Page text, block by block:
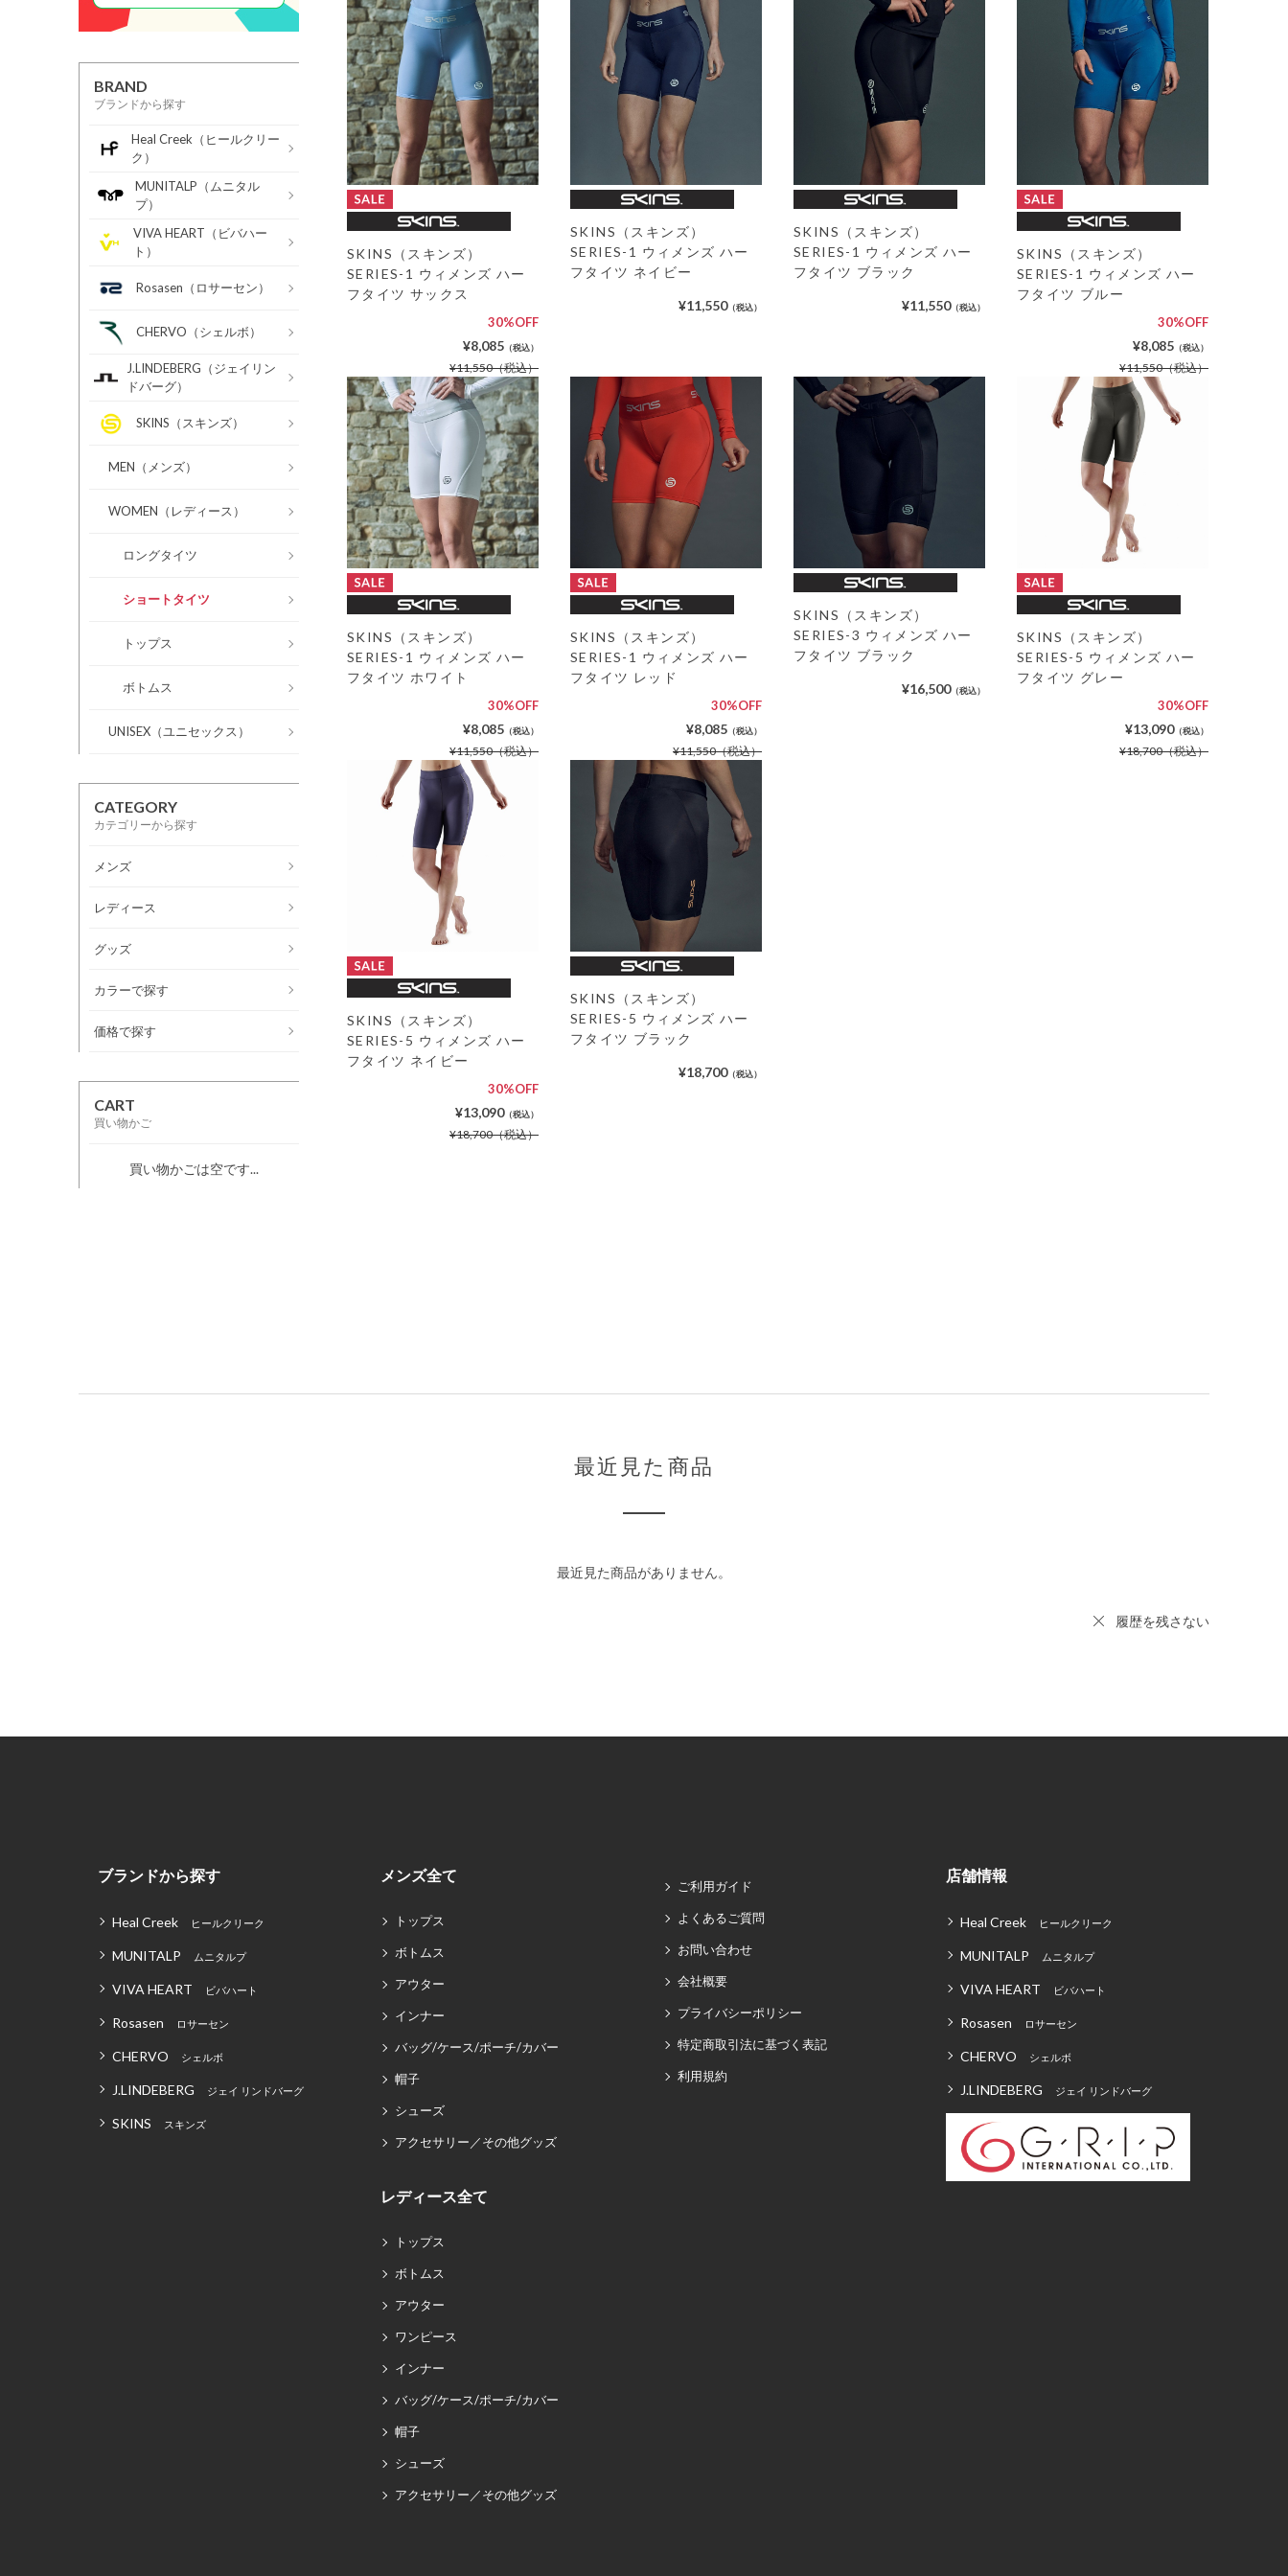
BRAND
ブランドから探す
Heal Creek（ヒールクリー
ク）
MUNITALP（ムニタル
プ）
VIVA HEART（ビバハー
ト）
Rosasen（ロサーセン）
CHERVO（シェルボ）
J.LINDEBERG（ジェイリン
ドバーグ）
SKINS（スキンズ）
MEN（メンズ）
WOMEN（レディース）
ロングタイツ
ショートタイツ
トップス
ボトムス
UNISEX（ユニセックス）
CATEGORY
カテゴリーから探す
メンズ
レディース
グッズ
カラーで探す
価格で探す
CART
買い物かご
買い物かごは空です...
SKINS（スキンズ）
SERIES-1 ウィメンズ ハー
フタイツ サックス
30%OFF
¥8,085 （税込）
¥11,550（税込）
SKINS（スキンズ）
SERIES-1 ウィメンズ ハー
フタイツ ネイビー
¥11,550（税込）
SKINS（スキンズ）
SERIES-1 ウィメンズ ハー
フタイツ ブラック
¥11,550（税込）
SKINS（スキンズ）
SERIES-1 ウィメンズ ハー
フタイツ ブルー
30%OFF
¥8,085 （税込）
¥11,550（税込）
SKINS（スキンズ）
SERIES-1 ウィメンズ ハー
フタイツ ホワイト
30%OFF
¥8,085 （税込）
¥11,550（税込）
SKINS（スキンズ）
SERIES-1 ウィメンズ ハー
フタイツ レッド
30%OFF
¥8,085 （税込）
¥11,550（税込）
SKINS（スキンズ）
SERIES-3 ウィメンズ ハー
フタイツ ブラック
¥16,500（税込）
SKINS（スキンズ）
SERIES-5 ウィメンズ ハー
フタイツ グレー
30%OFF
¥13,090（税込）
¥18,700（税込）
SKINS（スキンズ）
SERIES-5 ウィメンズ ハー
フタイツ ネイビー
30%OFF
¥13,090（税込）
¥18,700（税込）
SKINS（スキンズ）
SERIES-5 ウィメンズ ハー
フタイツ ブラック
¥18,700（税込）
最近見た商品
最近見た商品がありません。
履歴を残さない
ブランドから探す
Heal Creek ヒールクリーク
MUNITALP ムニタルプ
VIVA HEART ビバハート
Rosasen ロサーセン
CHERVO シェルボ
J.LINDEBERG ジェイ リンドバーグ
SKINS スキンズ
メンズ全て
トップス
ボトムス
アウター
インナー
バッグ/ケース/ポーチ/カバー
帽子
シューズ
アクセサリー／その他グッズ
レディース全て
トップス
ボトムス
アウター
ワンピース
インナー
バッグ/ケース/ポーチ/カバー
帽子
シューズ
アクセサリー／その他グッズ
ご利用ガイド
よくあるご質問
お問い合わせ
会社概要
プライバシーポリシー
特定商取引法に基づく表記
利用規約
店舗情報
Heal Creek ヒールクリーク
MUNITALP ムニタルプ
VIVA HEART ビバハート
Rosasen ロサーセン
CHERVO シェルボ
J.LINDEBERG ジェイ リンドバーグ